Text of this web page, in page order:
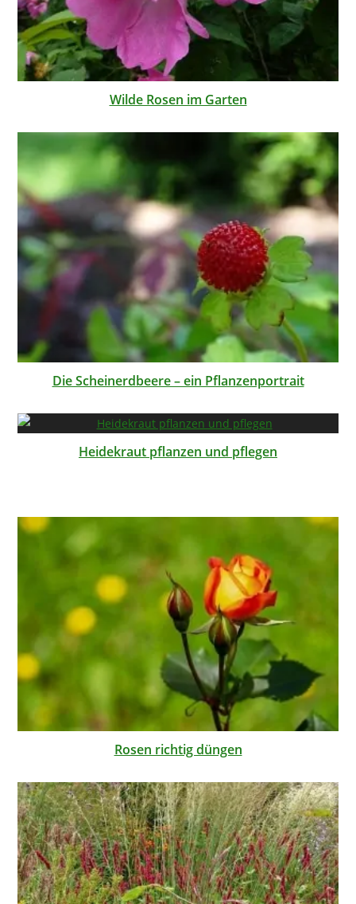
Wilde Rosen im Garten
Die Scheinerdbeere – ein Pflanzenportrait
Heidekraut pflanzen und pflegen
Rosen richtig düngen